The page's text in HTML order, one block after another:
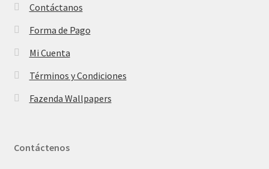
Contáctanos
Forma de Pago
Mi Cuenta
Términos y Condiciones
Fazenda Wallpapers
Contáctenos